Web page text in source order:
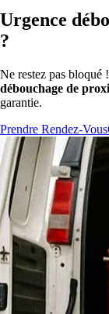
Urgence
?
Ne restez pas bloqué
débouchage de
garantie.
Prendre Rendez-Vous